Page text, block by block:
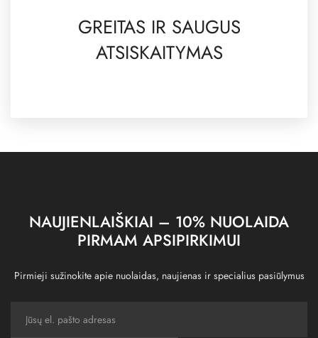
GREITAS IR SAUGUS
ATSISKAITYMAS
NAUJIENLAIŠKIAI – 10% NUOLAIDA
PIRMAM APSIPIRKIMUI
Pirmieji sužinokite apie nuolaidas, naujienas ir specialius pasiūlymus